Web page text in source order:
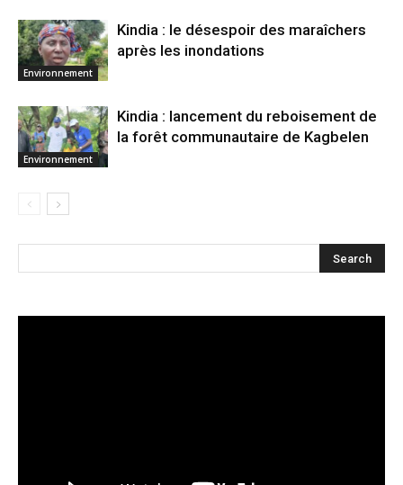
Environnement
Kindia : le désespoir des maraîchers
après les inondations
Environnement
Kindia : lancement du reboisement de
la forêt communautaire de Kagbelen